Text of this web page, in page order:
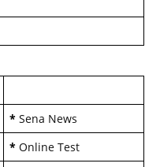
* Sena News
* Online Test